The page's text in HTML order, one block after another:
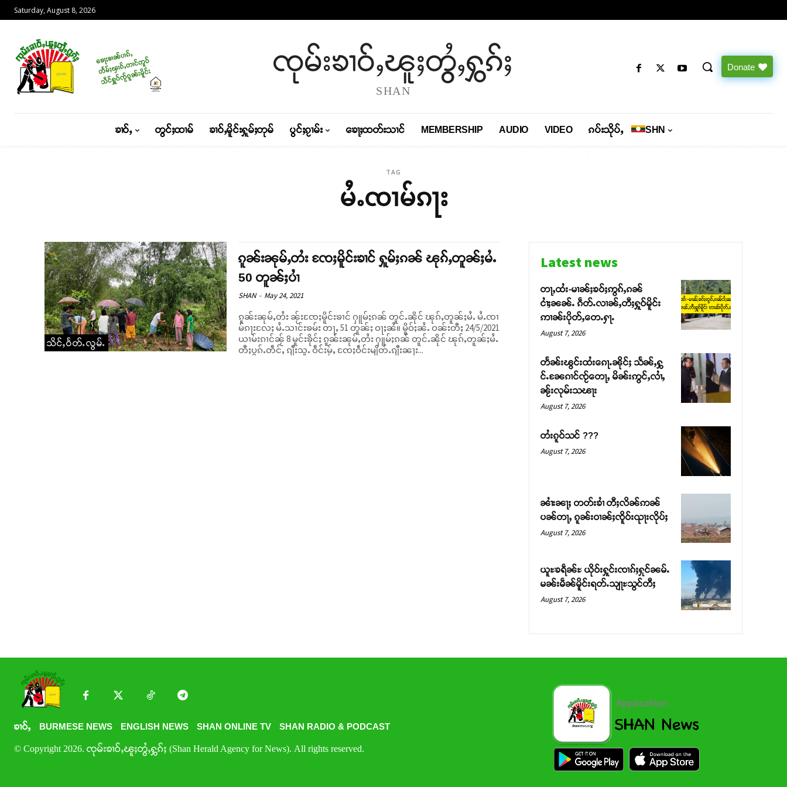
Saturday, August 8, 2026
ၸုမ်းၶၢဝ်ႇၽူႈတွႆႇႁွၵ်ႈ
SHAN
Donate
ၶၢဝ်ႇ တွင်ႈထၢမ် ၶၢဝ်ႇမိူင်းႁူမ်ႈတုမ် ပွင်ႈၵႂၢမ်း ၶေႃႈထတ်းသၢင် MEMBERSHIP AUDIO VIDEO ၵပ်းသိုပ်ႇ SHN
TAG
မႆႉၸၢမ်ၵႃး
သိင်ႇဝႅတ်ႉလွမ်ႉ
ၵူၼ်းၼုမ်ႇတႆး ၸႄႈမိူင်းၶၢင် ႁူမ်ႈၵၼ် ၽုၵ်ႇတူၼ်ႈမႆႉ
50 တူၼ်ႈပၢႆ
SHAN - May 24, 2021
ၵူၼ်းၼုမ်ႇတႆး ၼႂ်းၸႄႈမိူင်းၶၢင် ႁူမ်ႈၵၼ် တူင်ႉၼိုင် ၽုၵ်ႇတူၼ်ႈမႆႉ မႆႉၸၢ
မ်ၵႃးလႄႈ မႆႉသၢင်းၶမ်း တႃႇ 51 တူၼ်ႈ ဝႃႈၼႆ။ မိူဝ်ႈၼႆႉ ဝၼ်းတီႈ 24/5/2021
ယၢမ်းၵၢင်ၼႂ် 8 မူင်းၶိုင်ႈ ၵူၼ်းၼုမ်ႇတႆး ႁူမ်ႈၵၼ် တူင်ႉၼိုင် ၽုၵ်ႇတူၼ်ႈမႆႉ
တီႈပွၵ်ႉတဵင်ႇ ၵျီးသူႉ ဝဵင်းမႂ်ႇ ၸႄႈဝဵင်းမျိတ်ႉၵျီးၼႃး...
Latest news
တႃႇထႆး-မၢၼ်ႈၶဝ်ႈဢွၵ်ႇၵၼ်
ငၢႆႈၼၼ်ႉ ၵဵတ်ႉလၢၼ်ႇတီႈႁူဝ်မိူင်း
ဢၢၼ်းပိုတ်ႇတေႉႁႃႉ
August 7, 2026
တႅၼ်းၽွင်းထႆးၵေႃႉၼိုင်ႈ သႅၼ်ႇႁွ
င်ႉၼႄၵၢင်ၸႂ်တေႃႇ မိၼ်းဢွင်ႇလၢႆႇ
ၼႂ်းလုမ်းသၽႃး
August 7, 2026
တႆးၵူဝ်သင် ???
August 7, 2026
ၼၢႆးၼႃႈ တတ်းၶၢႆ တီႈလိၼ်ဢၼ်
ပၼ်တႃႇ ၵူၼ်းဝၢၼ်ႈၸိူဝ်းၺႃးလိုပ်ႈ
August 7, 2026
ယူႊၶရဵၼ်ႊ ယိုဝ်းႁူင်းၸၢၵ်ႈႁုင်ၼမ်ႉ
မၼ်းမဵၼ်မိူင်းရတ်ႉသျႃႊသွင်တီႈ
August 7, 2026
ၶၢဝ်ႇ BURMESE NEWS ENGLISH NEWS SHAN ONLINE TV SHAN RADIO & PODCAST
© Copyright 2026. ၸုမ်းၶၢဝ်ႇၽူႈတွႆႇႁွၵ်ႈ (Shan Herald Agency for News). All rights reserved.